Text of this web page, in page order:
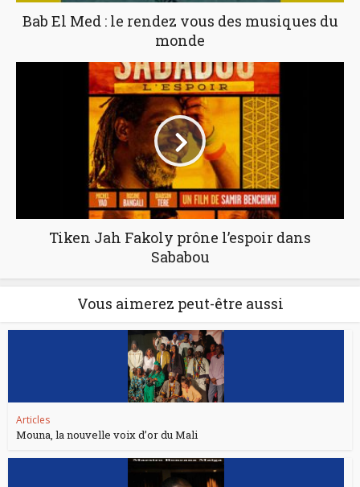
Bab El Med : le rendez vous des musiques du
monde
Tiken Jah Fakoly prône l’espoir dans
Sababou
Vous aimerez peut-être aussi
Articles
Mouna, la nouvelle voix d’or du Mali